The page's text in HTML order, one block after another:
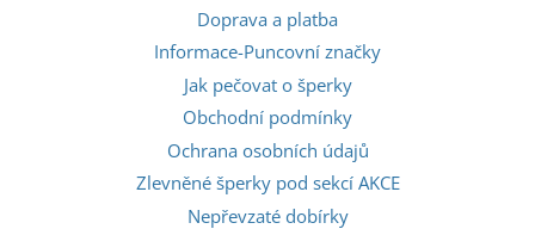
Doprava a platba
Informace-Puncovní značky
Jak pečovat o šperky
Obchodní podmínky
Ochrana osobních údajů
Zlevněné šperky pod sekcí AKCE
Nepřevzaté dobírky